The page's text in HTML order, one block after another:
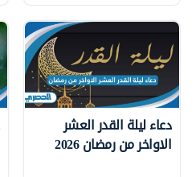
دعاء ليلة القدر العشر
الاواخر من رمضان 2026